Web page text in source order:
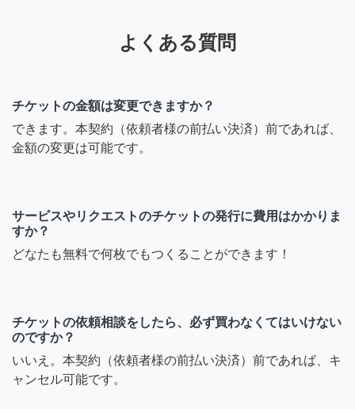
よくある質問
チケットの金額は変更できますか？
できます。本契約（依頼者様の前払い決済）前であれば、
金額の変更は可能です。
サービスやリクエストのチケットの発行に費用はかかりま
すか？
どなたも無料で何枚でもつくることができます！
チケットの依頼相談をしたら、必ず買わなくてはいけない
のですか？
いいえ。本契約（依頼者様の前払い決済）前であれば、キ
ャンセル可能です。